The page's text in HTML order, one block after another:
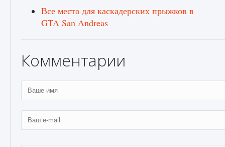
Все места для каскадерских прыжков в
GTA San Andreas
Комментарии